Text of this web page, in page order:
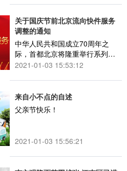
关于国庆节前北京流向快件服务
调整的通知
中华人民共和国成立70周年之
际，首都北京将隆重举行系列庆
祝活动，届时部分区域将临时封
2021-01-03 15:53:12
来自小不点的自述
父亲节快乐！
2021-01-03 15:56:21